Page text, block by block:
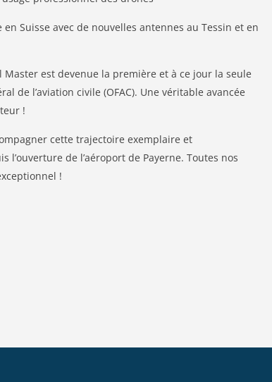
Suisse avec de nouvelles antennes au Tessin et en
est devenue la première et à ce jour la seule
de l’aviation civile (OFAC). Une véritable avancée
!
cette trajectoire exemplaire et
l’ouverture de l’aéroport de Payerne. Toutes nos
!